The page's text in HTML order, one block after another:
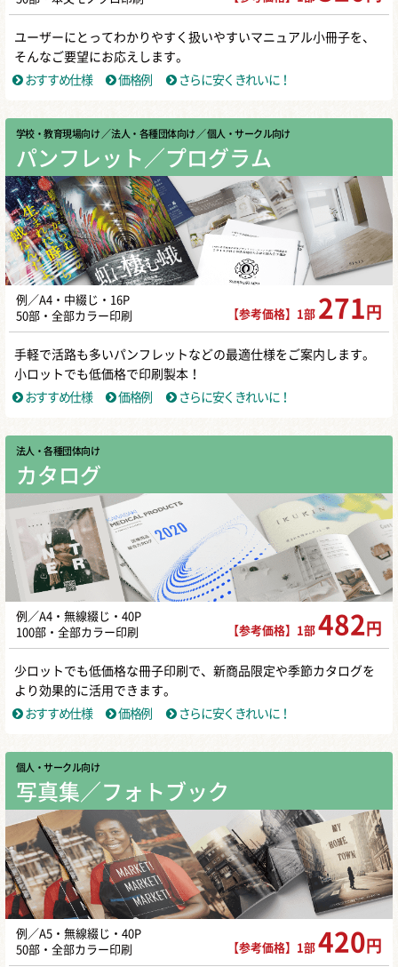
ユーザーにとってわかりやすく扱いやすいマニュアル小冊子を、
そんなご要望にお応えします。
おすすめ仕様
価格例 さらに安くきれいに！
学校・教育現場向け ／ 法人・各種団体向け ／ 個人・サークル向け
パンフレット／プログラム
例／A4・中綴じ・16P
50部・全部カラー印刷
【参考価格】1部 271 円
手軽で活路も多いパンフレットなどの最適仕様をご案内します。
小ロットでも低価格で印刷製本！
おすすめ仕様
価格例 さらに安くきれいに！
法人・各種団体向け
カタログ
例／A4・無線綴じ・40P
100部・全部カラー印刷
【参考価格】1部 482 円
少ロットでも低価格な冊子印刷で、新商品限定や季節カタログを
より効果的に活用できます。
おすすめ仕様
価格例 さらに安くきれいに！
個人・サークル向け
写真集／フォトブック
例／A5・無線綴じ・40P
50部・全部カラー印刷
【参考価格】1部 420 円